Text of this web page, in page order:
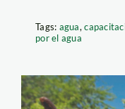
Tags: agua,
por el agua